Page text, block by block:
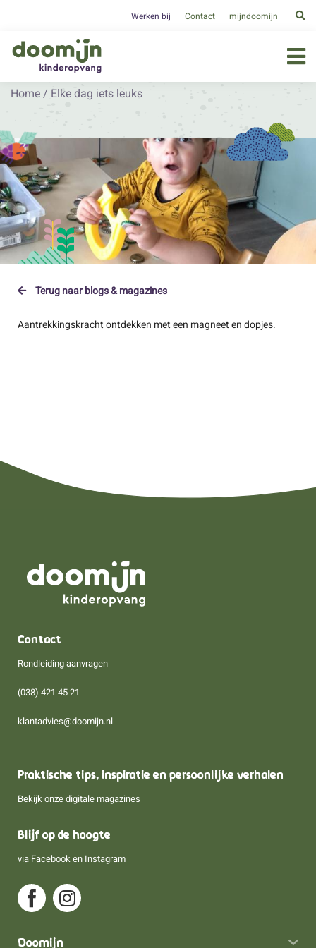
Werken bij Contact mijndoomijn
Home / Elke dag iets leuks
Terug naar blogs & magazines
Aantrekkingskracht ontdekken met een magneet en dopjes.
Doomijn
Contact
Rondleiding aanvragen
(038) 421 45 21
klantadvies@doomijn.nl
Praktische tips, inspiratie en persoonlijke verhalen
Bekijk onze digitale magazines
Blijf op de hoogte
via Facebook en Instagram